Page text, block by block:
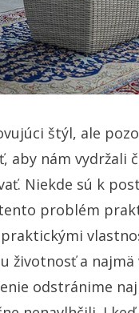
štýl, ale
nám vydržali
Niekde sú k
problém
životnosť a
odstránime